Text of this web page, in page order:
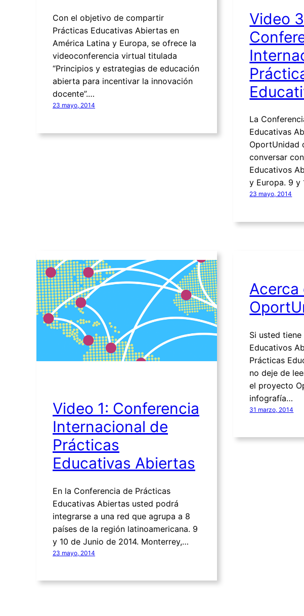
Con el objetivo de compartir
Prácticas Educativas Abiertas en
América Latina y Europa, se ofrece la
videoconferencia virtual titulada
“Principios y estrategias de educación
abierta para incentivar la innovación
docente”.…
23 mayo, 2014
Video
La
Educativas
OportUnidad
conversar
Educativos
y Europa. 9 y
23 mayo, 2014
Video 1: Conferencia
Internacional de
Prácticas
Educativas Abiertas
En la Conferencia de Prácticas
Educativas Abiertas usted podrá
integrarse a una red que agrupa a 8
países de la región latinoamericana. 9
y 10 de Junio de 2014. Monterrey,…
23 mayo, 2014
Acerca
Si usted
Educativos
Prácticas
no deje de
el proyecto
infografía…
31 marzo, 2014